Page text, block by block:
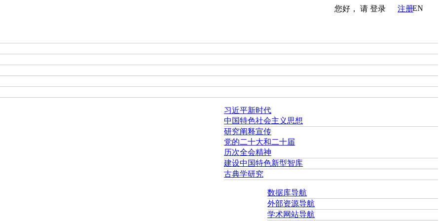
您好， 请 登录 注册EN
习近平新时代
中国特色社会主义思想
研究阐释宣传
党的二十大和二十届
历次全会精神
建设中国特色新型智库
古典学研究
数据库导航
外部资源导航
学术网站导航